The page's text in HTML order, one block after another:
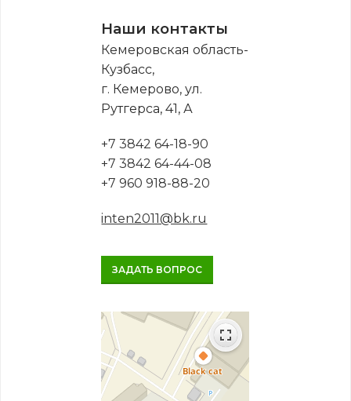
Наши контакты
Кемеровская область-
Кузбасс,
г. Кемерово, ул.
Рутгерса, 41, А
+7 3842 64-18-90
+7 3842 64-44-08
+7 960 918-88-20
inten2011@bk.ru
ЗАДАТЬ ВОПРОС